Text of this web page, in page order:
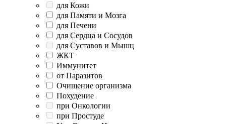
для Кожи
для Памяти и Мозга
для Печени
для Сердца и Сосудов
для Суставов и Мышц
ЖКТ
Иммунитет
от Паразитов
Очищение организма
Похудение
при Онкологии
при Простуде